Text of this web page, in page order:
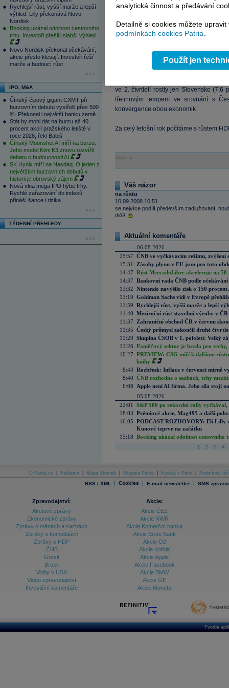
Rychlejší růst, vyšší marže a lepší
výhled. Lilly překonává Novo
Nordisk
Booking ukázal odolnost cestovního
trhu. Investoři přešli i slabší výhled
Novo Nordisk překonal očekávání,
akcie přesto klesají. Investoři řeší
marže a budoucí růst
více...
IPO, M&A
Čínský čipový gigant CXMT při
burzovním debutu vystřelil přes 500
%. Překonal i největší banku země
Stát by mohl dát na burzu až 40
procent akcií pražského letiště v
roce 2028, řekl Babiš
Čínský Moonshot AI míří na burzu.
Jeho model Kimi K3 znovu rozvířil
debatu o budoucnosti AI
SK Hynix míří na Nasdaq. O jeden z
největších burzovních debutů v
historii je obrovský zájem
Nová vlna mega IPO hýbe trhy.
Rychlé zařazování do indexů
přináší šance i rizika
více...
TÝDENNÍ PŘEHLEDY
více...
(HDP/zaměstnanost) pouze o 2,7
na úrovni celé ekonomiky zhruba o
zahraničí a výrazném kolísání kurzu
zaměstnance a den se ovšem
ve 2. čtvrtletí rostly jen Slovensko (7,6
třetinovým tempem ve srovnání s
konvergence obou ekonomik.
Za celý letošní rok počítáme s růstem
Reklama
Váš názor
na růstu
10.09.2008 10:51
se nejvíce podílí především zadlužování,
tk69
Aktuální komentáře
06.08.2026
15:57 ČNB ve vyčkávacím režimu, zvýšení
15:31
Zásoby plynu v EU jsou pro toto
14:47 Růst MercadoLibre akceleruje na
14:37 Bankovní rada ČNB podle
13:32 Nintendo navýšilo zisk o 150
13:19 Goldman Sachs vidí v Evropě
11:59 Rychlejší růst, vyšší marže a lepší
11:40 Meziroční růst stavební výroby v
11:37
Zahraniční obchod ČR v červnu
11:35 Český průmysl zakončil druhé
11:29 Skupina ČSOB v 1. pololetí: Velký
11:26 Paměťový sektor je brzda pro techy,
10:27 PREVIEW: CSG míří k dalšímu
knihy
8:43 Rozbřesk: Inflace v červenci mírně
8:40 ČNB rozhodne o sazbách, trhy
6:08
Apple není AI firma. Jeho síla stojí
05.08.2026
22:01
S&P 500 po rekordní rally vyčkával,
18:03 Prémiové akcie, Mag495 a další
16:05 PODCAST ROZHOVORY: Eli Lilly
Kunové teprve na začátku
15:18 Booking ukázal odolnost cestovního
1 2 3 4
O Patria.cz Reklama Mapa Stránek Skupina Patria Kariéra v Patrii Podmínky
RSS / XML | Cookies | E-mail newsletter | SMS
Zpravodajství:
Akciové zprávy
Ekonomické zprávy
Zprávy o měnách a sazbách
Zprávy o komoditách
Zprávy o HDP
ČNB
Grexit
Brexit
Volby v USA
Video zpravodajství
Investiční komentáře
Akcie:
Akcie ČEZ
Akcie NWR
Akcie Komerční banka
Akcie Erste Bank
Akcie O2
Akcie Kofola
Akcie Apple
Akcie Facebook
Akcie BMW
Akcie GE
Akcie Moneta
Tvorba
analytická činnost a předávání
Detailně si cookies můžete
podmínkách cookies Patria.
Použít jen